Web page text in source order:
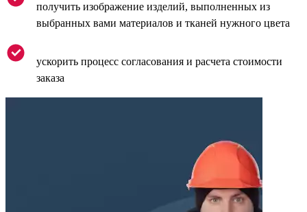
получить изображение изделий, выполненных из
выбранных вами материалов и тканей нужного цвета
ускорить процесс согласования и расчета стоимости
заказа